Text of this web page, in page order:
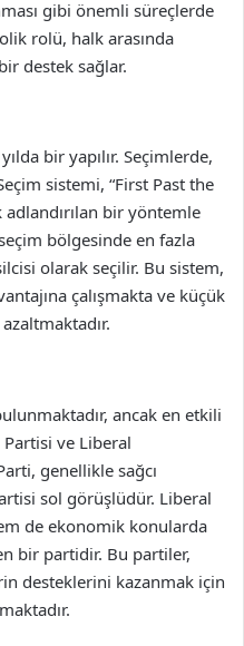
gibi önemli süreçlerde
rolü, halk arasında
destek sağlar.
bir yapılır. Seçimlerde,
sistemi, “First Past the
adlandırılan bir yöntemle
bölgesinde en fazla
olarak seçilir. Bu sistem,
çalışmakta ve küçük
ancak en etkili
ve Liberal
genellikle sağcı
sol görüşlüdür. Liberal
de ekonomik konularda
bir partidir. Bu partiler,
desteklerini kazanmak için